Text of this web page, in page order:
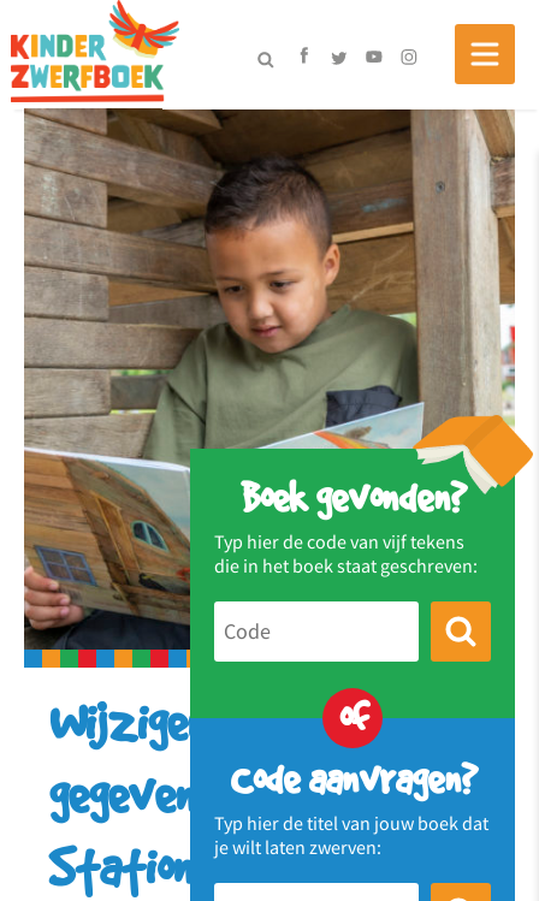
Boek gevonden?
Typ hier de code van vijf tekens
die in het boek staat geschreven:
of
Code aanvragen?
Typ hier de titel van jouw boek dat
je wilt laten zwerven:
Wijzigen
gegevens
Station